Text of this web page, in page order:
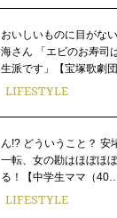
おいしいものに目がな
海さん 「エビのお寿司
生派です」【宝塚歌劇
LIFESTYLE
ん!? どういうこと？ 安
一転、女の勘はほぼほ
る！【中学生ママ（
LIFESTYLE